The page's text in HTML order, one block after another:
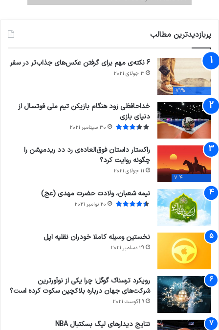
پربازدیدترین مطالب
71%
6 نکته‌ی مهم برای گرفتن عکس‌های جذاب‌تر در سفر
3 جولای 2021
خداحافظی زود هنگام بازیکن تیم ملی فوتسال از
دنیای بازی
30 سپتامبر 2021
7.4
راکستار داستان فوق‌العاده‌ی رد دد ریدمپشن را
چگونه روایت کرد؟
11 جولای 2021
نیمه شعبان، ولادت حضرت مهدی (عج)
20 نوامبر 2021
نخستین وسیله کاملا خودران نقلیه اپل
29 دسامبر 2021
رویکرد ترسناک گوگل؛ چرا یکی از نوآورترین
شرکت‌های جهان درباره بلاکچین سکوت کرده است؟
9 آگوست 2021
نتایج دیدار‌های لیگ بسکتبال NBA